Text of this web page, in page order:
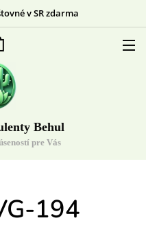
v SR zdarma
Behul
pre Vás
194